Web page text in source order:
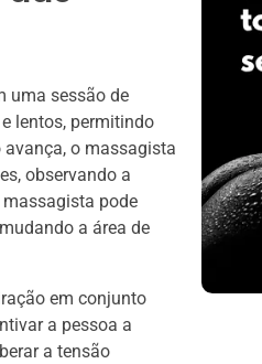
uma sessão de
lentos, permitindo
o massagista
observando a
pode
a área de
em conjunto
a pessoa a
a tensão